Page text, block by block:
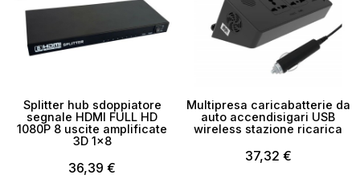
Splitter hub sdoppiatore
segnale HDMI FULL HD
1080P 8 uscite amplificate
3D 1x8
36,39 €
Multipresa caricabatterie da
auto accendisigari USB
wireless stazione ricarica
37,32 €